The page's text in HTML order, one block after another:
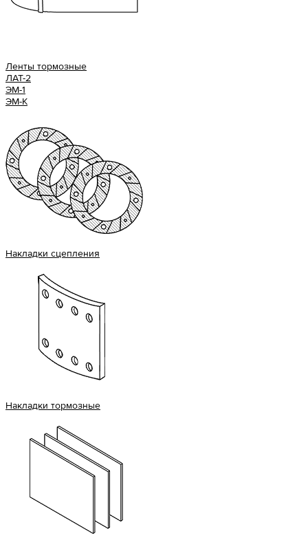
Ленты тормозные
ЛАТ-2
ЭМ-1
ЭМ-К
Накладки сцепления
Накладки тормозные